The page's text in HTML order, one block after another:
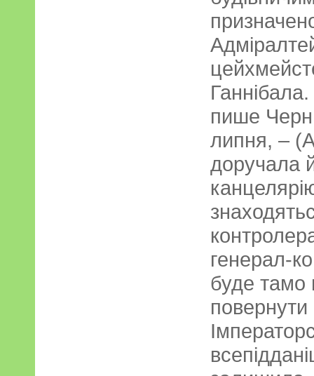
пише
липня, –
доручала
генерал-
буде тамо